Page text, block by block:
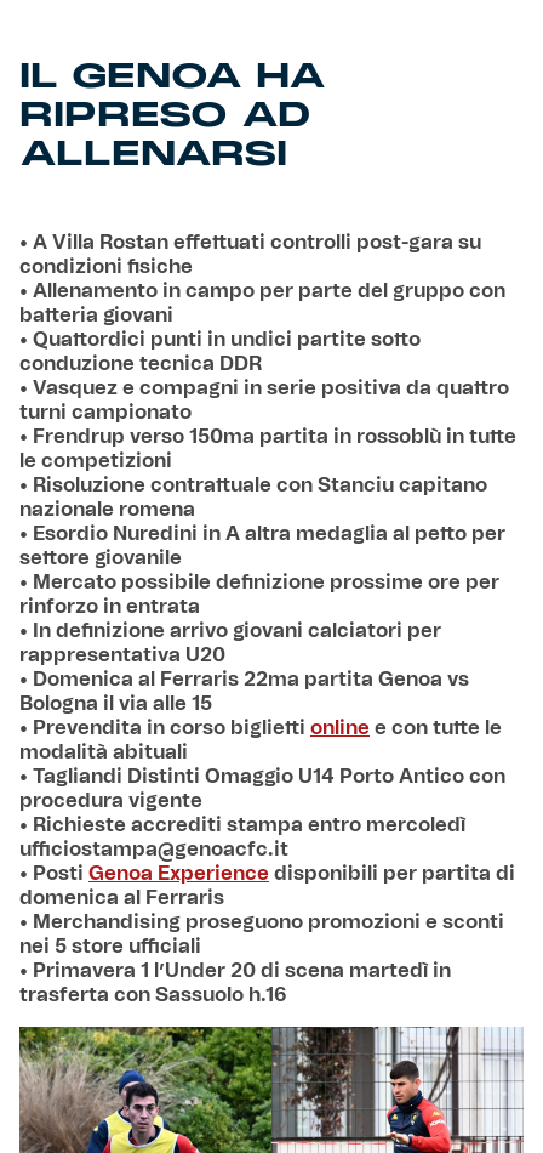
IL GENOA HA
RIPRESO AD
ALLENARSI
• A Villa Rostan effettuati controlli post-gara su
condizioni fisiche
• Allenamento in campo per parte del gruppo con
batteria giovani
• Quattordici punti in undici partite sotto
conduzione tecnica DDR
• Vasquez e compagni in serie positiva da quattro
turni campionato
• Frendrup verso 150ma partita in rossoblù in tutte
le competizioni
• Risoluzione contrattuale con Stanciu capitano
nazionale romena
• Esordio Nuredini in A altra medaglia al petto per
settore giovanile
• Mercato possibile definizione prossime ore per
rinforzo in entrata
• In definizione arrivo giovani calciatori per
rappresentativa U20
• Domenica al Ferraris 22ma partita Genoa vs
Bologna il via alle 15
• Prevendita in corso biglietti online e con tutte le
modalità abituali
• Tagliandi Distinti Omaggio U14 Porto Antico con
procedura vigente
• Richieste accrediti stampa entro mercoledì
ufficiostampa@genoacfc.it
• Posti Genoa Experience disponibili per partita di
domenica al Ferraris
• Merchandising proseguono promozioni e sconti
nei 5 store ufficiali
• Primavera 1 l’Under 20 di scena martedì in
trasferta con Sassuolo h.16